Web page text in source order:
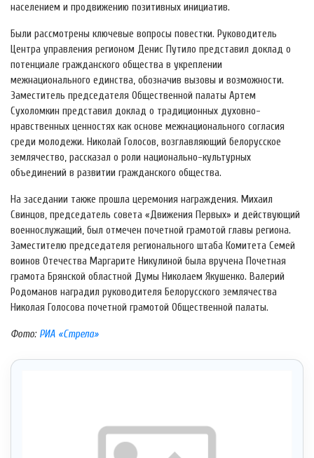
населением и продвижению позитивных инициатив.
Были рассмотрены ключевые вопросы повестки. Руководитель
Центра управления регионом Денис Путило представил доклад о
потенциале гражданского общества в укреплении
межнационального единства, обозначив вызовы и возможности.
Заместитель председателя Общественной палаты Артем
Сухоломкин представил доклад о традиционных духовно-
нравственных ценностях как основе межнационального согласия
среди молодежи. Николай Голосов, возглавляющий белорусское
землячество, рассказал о роли национально-культурных
объединений в развитии гражданского общества.
На заседании также прошла церемония награждения. Михаил
Свинцов, председатель совета «Движения Первых» и действующий
военнослужащий, был отмечен почетной грамотой главы региона.
Заместителю председателя регионального штаба Комитета Семей
воинов Отечества Маргарите Никулиной была вручена Почетная
грамота Брянской областной Думы Николаем Якушенко. Валерий
Родоманов наградил руководителя Белорусского землячества
Николая Голосова почетной грамотой Общественной палаты.
Фото: РИА «Стрела»